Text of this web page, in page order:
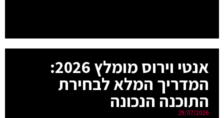
אנטי וירוס מומלץ 2026:
המדריך המלא לבחירת
התוכנה הנכונה
29/07/2026